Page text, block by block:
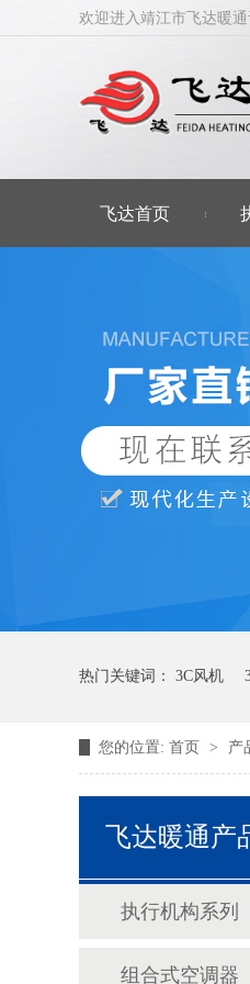
欢迎进入靖江市飞达暖
飞达首页
热门关键词： 3C风机
您的位置: 首页 > 产
飞达暖通产
执行机构系列
组合式空调器